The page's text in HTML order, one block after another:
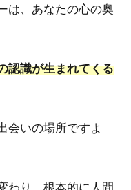
は、あなたの心の奥
認識が生まれてくる
会いの場所ですよ
わり、根本的に人間